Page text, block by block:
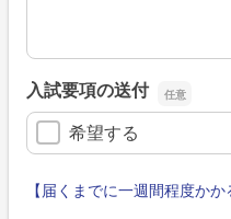
入試要項の送付
希望する
【届くまでに一週間程度かか